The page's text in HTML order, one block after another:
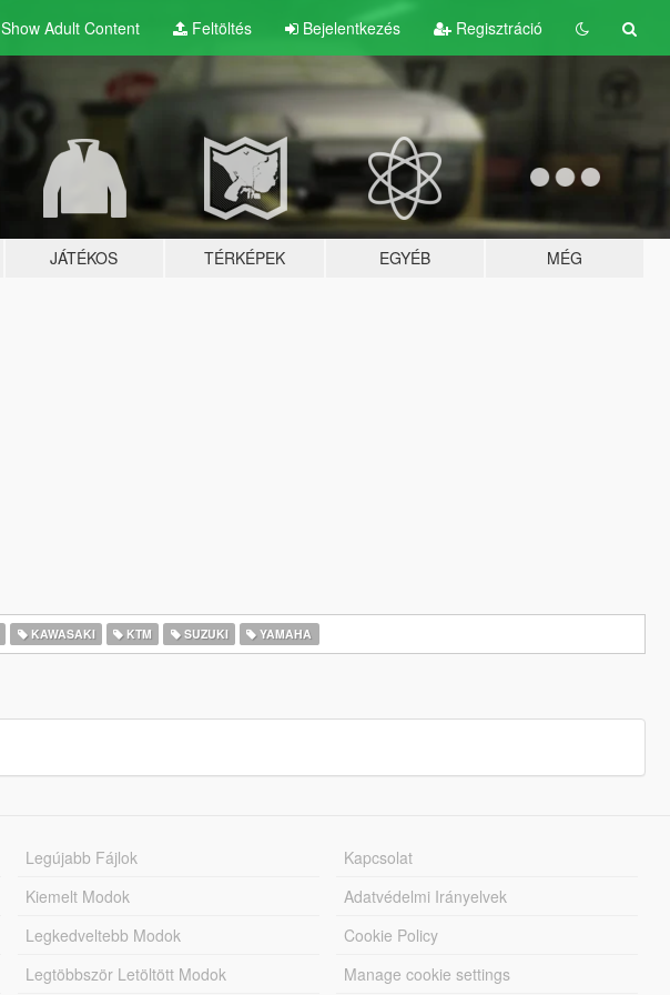
Show Adult Content Feltöltés Bejelentkezés Regisztráció
JÁTÉKOS TÉRKÉPEK EGYÉB MÉG
KAWASAKI KTM SUZUKI YAMAHA
Legújabb Fájlok
Kiemelt Modok
Legkedveltebb Modok
Legtöbbször Letöltött Modok
Kapcsolat
Adatvédelmi Irányelvek
Cookie Policy
Manage cookie settings